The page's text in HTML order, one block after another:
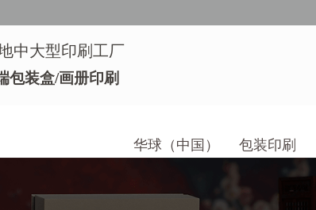
中大型印刷工厂
包装盒/画册印刷
华球（中国） 包装印刷